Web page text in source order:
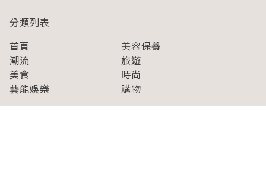
分類列表
首頁
美容保養
潮流
旅遊
美食
時尚
藝能娛樂
購物